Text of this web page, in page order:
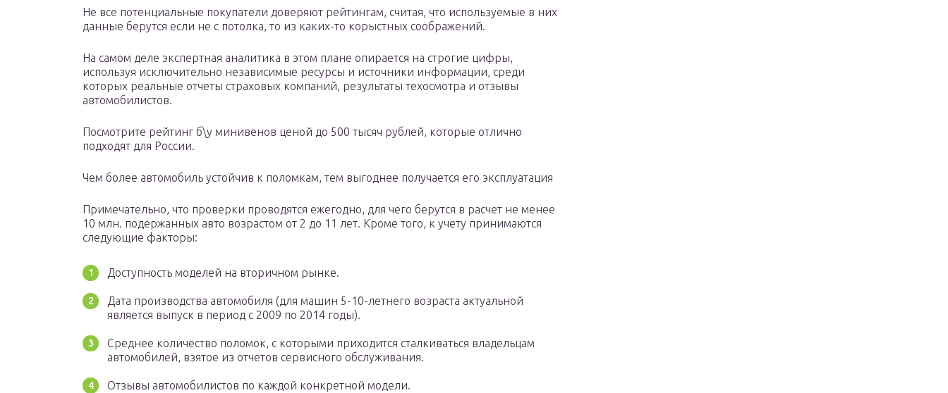
Не все потенциальные покупатели доверяют рейтингам, считая, что используемые в них
данные берутся если не с потолка, то из каких-то корыстных соображений.
На самом деле экспертная аналитика в этом плане опирается на строгие цифры,
используя исключительно независимые ресурсы и источники информации, среди
которых реальные отчеты страховых компаний, результаты техосмотра и отзывы
автомобилистов.
Посмотрите рейтинг б\у минивенов ценой до 500 тысяч рублей, которые отлично
подходят для России.
Чем более автомобиль устойчив к поломкам, тем выгоднее получается его эксплуатация
Примечательно, что проверки проводятся ежегодно, для чего берутся в расчет не менее
10 млн. подержанных авто возрастом от 2 до 11 лет. Кроме того, к учету принимаются
следующие факторы:
Доступность моделей на вторичном рынке.
Дата производства автомобиля (для машин 5-10-летнего возраста актуальной
является выпуск в период с 2009 по 2014 годы).
Среднее количество поломок, с которыми приходится сталкиваться владельцам
автомобилей, взятое из отчетов сервисного обслуживания.
Отзывы автомобилистов по каждой конкретной модели.